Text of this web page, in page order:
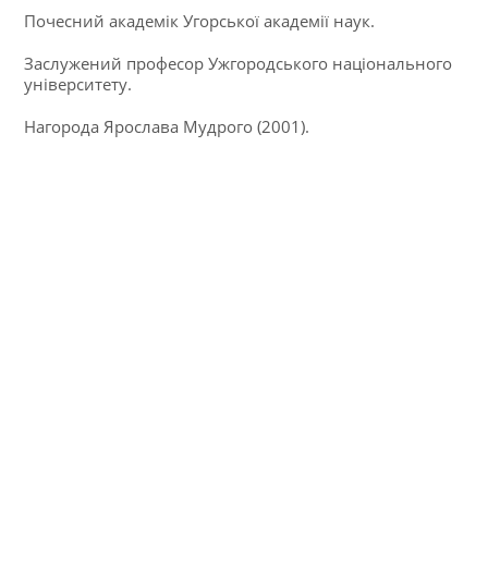
Почесний академік Угорської академії наук.
Заслужений професор Ужгородського національного
університету.
Нагорода Ярослава Мудрого (2001).